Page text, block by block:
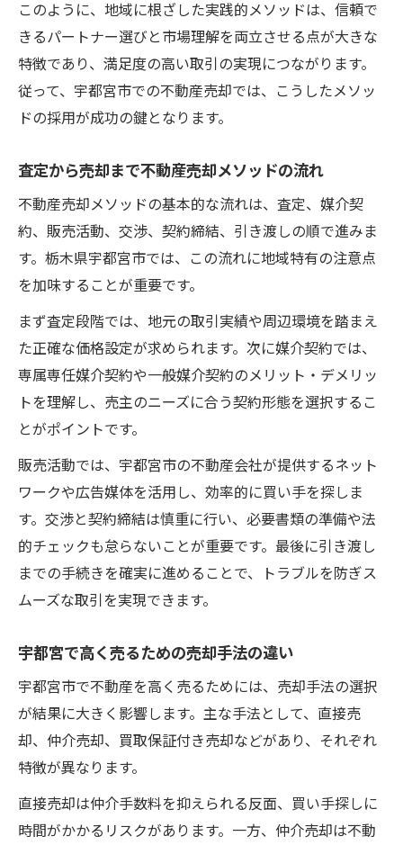
このように、地域に根ざした実践的メソッドは、信頼で
きるパートナー選びと市場理解を両立させる点が大きな
特徴であり、満足度の高い取引の実現につながります。
従って、宇都宮市での不動産売却では、こうしたメソッ
ドの採用が成功の鍵となります。
査定から売却まで不動産売却メソッドの流れ
不動産売却メソッドの基本的な流れは、査定、媒介契
約、販売活動、交渉、契約締結、引き渡しの順で進みま
す。栃木県宇都宮市では、この流れに地域特有の注意点
を加味することが重要です。
まず査定段階では、地元の取引実績や周辺環境を踏まえ
た正確な価格設定が求められます。次に媒介契約では、
専属専任媒介契約や一般媒介契約のメリット・デメリッ
トを理解し、売主のニーズに合う契約形態を選択するこ
とがポイントです。
販売活動では、宇都宮市の不動産会社が提供するネット
ワークや広告媒体を活用し、効率的に買い手を探しま
す。交渉と契約締結は慎重に行い、必要書類の準備や法
的チェックも怠らないことが重要です。最後に引き渡し
までの手続きを確実に進めることで、トラブルを防ぎス
ムーズな取引を実現できます。
宇都宮で高く売るための売却手法の違い
宇都宮市で不動産を高く売るためには、売却手法の選択
が結果に大きく影響します。主な手法として、直接売
却、仲介売却、買取保証付き売却などがあり、それぞれ
特徴が異なります。
直接売却は仲介手数料を抑えられる反面、買い手探しに
時間がかかるリスクがあります。一方、仲介売却は不動